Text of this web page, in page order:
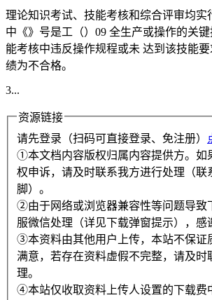
理论知识考试、技能考核和综合评审均实
中《》号是工（）09 全生产或操作的关
能考核中违反操作规程或未 达到该技能
绩为不合格。
3...
资源链接
请先登录（扫码可直接登录、免注册）
①本文档内容版权归属内容提供方。如
权申诉，请及时联系我方进行处理（联
脚）。
②由于网络或浏览器兼容性等问题导致
服微信处理（详见下载弹窗提示），感
③本资料由其他用户上传，本站不保证
满意，若存在资料虚假不完整，请及时
理。
④本站仅收取资料上传人设置的下载费